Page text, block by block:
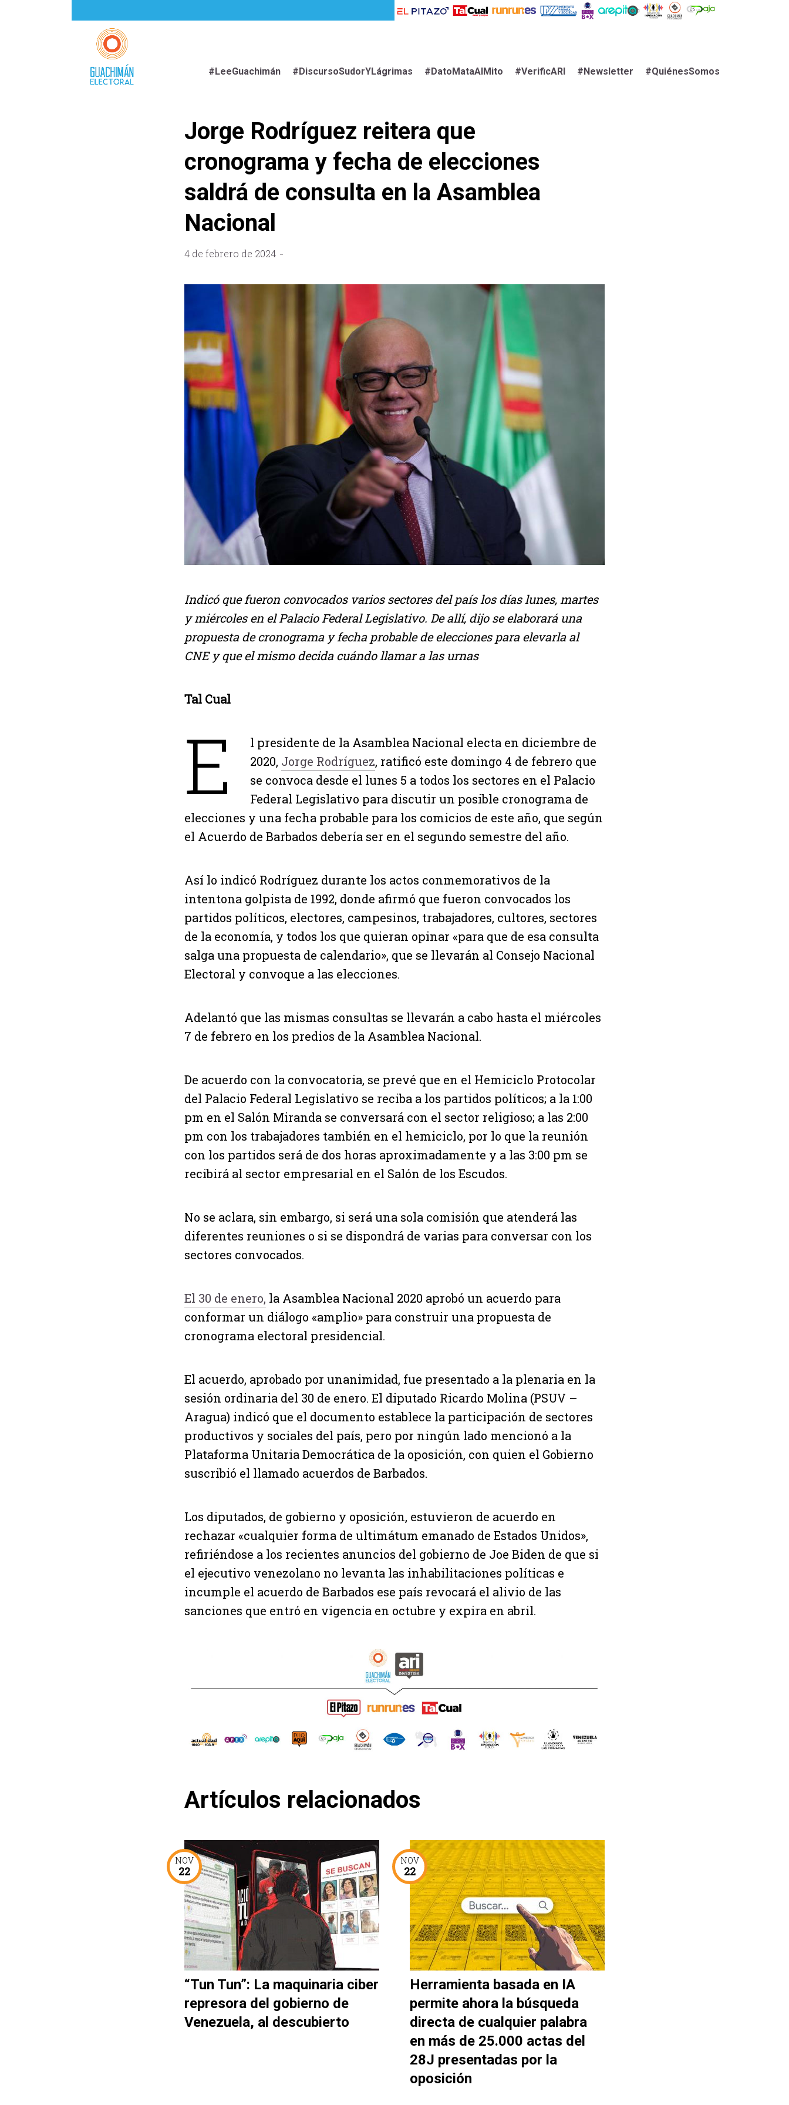
#LeeGuachimán #DiscursoSudorYLágrimas #DatoMataAlMito #VerificARI #Newsletter #QuiénesSomos
Jorge Rodríguez reitera que
cronograma y fecha de elecciones
saldrá de consulta en la Asamblea
Nacional
4 de febrero de 2024
Indicó que fueron convocados varios sectores del país los días lunes, martes
y miércoles en el Palacio Federal Legislativo. De allí, dijo se elaborará una
propuesta de cronograma y fecha probable de elecciones para elevarla al
CNE y que el mismo decida cuándo llamar a las urnas
Tal Cual
E
l presidente de la Asamblea Nacional electa en diciembre de
2020, Jorge Rodríguez, ratificó este domingo 4 de febrero que
se convoca desde el lunes 5 a todos los sectores en el Palacio
Federal Legislativo para discutir un posible cronograma de
elecciones y una fecha probable para los comicios de este año, que según
el Acuerdo de Barbados debería ser en el segundo semestre del año.
Así lo indicó Rodríguez durante los actos conmemorativos de la
intentona golpista de 1992, donde afirmó que fueron convocados los
partidos políticos, electores, campesinos, trabajadores, cultores, sectores
de la economía, y todos los que quieran opinar «para que de esa consulta
salga una propuesta de calendario», que se llevarán al Consejo Nacional
Electoral y convoque a las elecciones.
Adelantó que las mismas consultas se llevarán a cabo hasta el miércoles
7 de febrero en los predios de la Asamblea Nacional.
De acuerdo con la convocatoria, se prevé que en el Hemiciclo Protocolar
del Palacio Federal Legislativo se reciba a los partidos políticos; a la 1:00
pm en el Salón Miranda se conversará con el sector religioso; a las 2:00
pm con los trabajadores también en el hemiciclo, por lo que la reunión
con los partidos será de dos horas aproximadamente y a las 3:00 pm se
recibirá al sector empresarial en el Salón de los Escudos.
No se aclara, sin embargo, si será una sola comisión que atenderá las
diferentes reuniones o si se dispondrá de varias para conversar con los
sectores convocados.
El 30 de enero, la Asamblea Nacional 2020 aprobó un acuerdo para
conformar un diálogo «amplio» para construir una propuesta de
cronograma electoral presidencial.
El acuerdo, aprobado por unanimidad, fue presentado a la plenaria en la
sesión ordinaria del 30 de enero. El diputado Ricardo Molina (PSUV –
Aragua) indicó que el documento establece la participación de sectores
productivos y sociales del país, pero por ningún lado mencionó a la
Plataforma Unitaria Democrática de la oposición, con quien el Gobierno
suscribió el llamado acuerdos de Barbados.
Los diputados, de gobierno y oposición, estuvieron de acuerdo en
rechazar «cualquier forma de ultimátum emanado de Estados Unidos»,
refiriéndose a los recientes anuncios del gobierno de Joe Biden de que si
el ejecutivo venezolano no levanta las inhabilitaciones políticas e
incumple el acuerdo de Barbados ese país revocará el alivio de las
sanciones que entró en vigencia en octubre y expira en abril.
Artículos relacionados
NOV
22
“Tun Tun”: La maquinaria ciber
represora del gobierno de
Venezuela, al descubierto
NOV
22
Herramienta basada en IA
permite ahora la búsqueda
directa de cualquier palabra
en más de 25.000 actas del
28J presentadas por la
oposición